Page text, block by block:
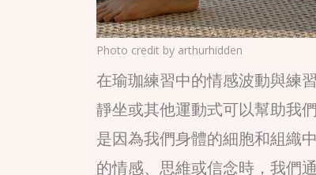
Photo credit by arthurhidden
在瑜珈練習中的情感波動與練
靜坐或其他運動式可以幫助我
是因為我們身體的細胞和組織
的情感、思維或信念時，我們